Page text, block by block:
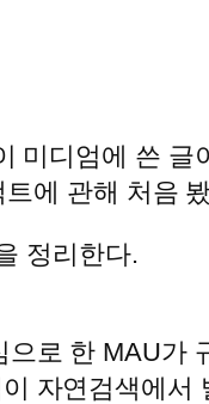
미디엄에 쓴
에 관해 처음
정리한다.
로 한 MAU가
자연검색에